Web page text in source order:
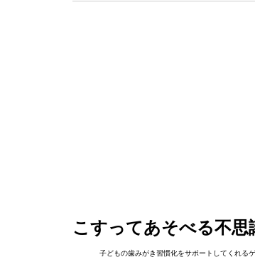
こすってあそべる不思
子どもの歯みがき習慣化をサポートしてくれる